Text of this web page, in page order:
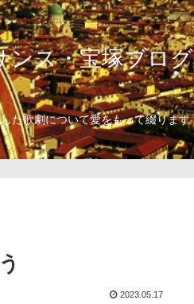
ンス・宝塚ブログ
た歌劇について愛をもって綴ります
2023.05.17